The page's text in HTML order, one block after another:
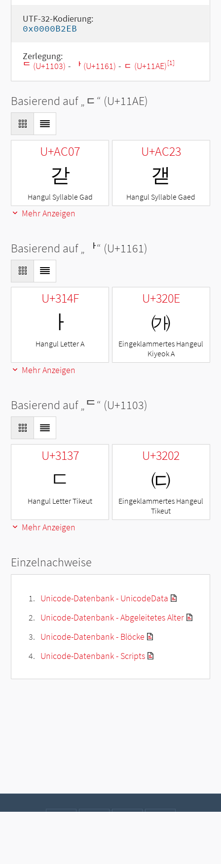
UTF-32-Kodierung:
0x0000B2EB
Zerlegung:
ᄃ (U+1103) - ᅡ (U+1161) - ᆮ (U+11AE)[1]
Basierend auf „ᆮ“ (U+11AE)
U+AC07
갇
Hangul Syllable Gad
U+AC23
갣
Hangul Syllable Gaed
Mehr Anzeigen
Basierend auf „ ᅡ“ (U+1161)
U+314F
ㅏ
Hangul Letter A
U+320E
㈎
Eingeklammertes Hangeul
Kiyeok A
Mehr Anzeigen
Basierend auf „ᄃ“ (U+1103)
U+3137
ㄷ
Hangul Letter Tikeut
U+3202
㈂
Eingeklammertes Hangeul
Tikeut
Mehr Anzeigen
Einzelnachweise
Unicode-Datenbank - UnicodeData
Unicode-Datenbank - Abgeleitetes Alter
Unicode-Datenbank - Blöcke
Unicode-Datenbank - Scripts